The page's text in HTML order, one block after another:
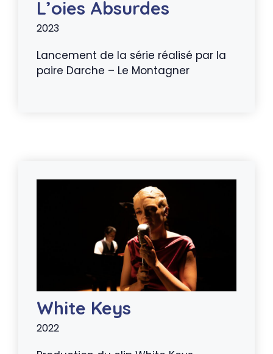
L’oies Absurdes
2023
Lancement de la série réalisé par la
paire Darche – Le Montagner
White Keys
2022